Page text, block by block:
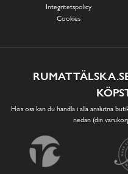
Integritetspolicy
Cookies
Hos oss kan du handla i alla anslutna
nedan (din